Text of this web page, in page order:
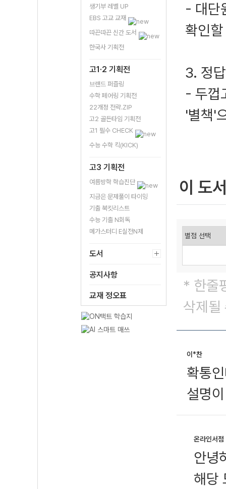
생기부 레벨 UP
EBS 고교 교재
따끈따끈 신간 도서
한국사 기획전
고1·2 기획전
브랜드 퍼즐링
수학 페어링 기획전
22개정 전략.ZIP
고2 골든타임 기획전
고1 필수 CHECK
수능 수학 킥(KICK)
고3 기획전
여름방학 학습진단
지금은 문제풀이 타이밍
기출 북킷리스트
수능 기출 N회독
메가스터디 E실전N제
도서
공지사항
교재 정오표
- 대단
확인
3. 정
- 두껍
'별책'
이 도
* 한줄
삭제될
이*찬
확통
설명
온라인서점
안녕
해당